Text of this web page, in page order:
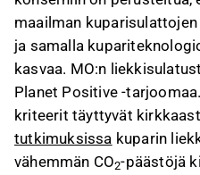
maailman
ja samalla
kasvaa. MO:n
Planet Positive -
kriteerit täyttyvät
tutkimuksissa kuparin
vähemmän CO2-päästöjä